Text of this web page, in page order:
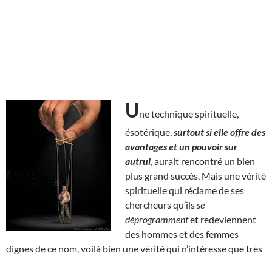
Une technique spirituelle,
ésotérique, surtout si elle offre des
avantages et un pouvoir sur
autrui , aurait rencontré un bien
plus grand succès. Mais une vérité
spirituelle qui réclame de ses
chercheurs qu’ils se
déprogrammentet redeviennent
des hommes et des femmes
dignes de ce nom, voilà bien une vérité qui n’intéresse que très